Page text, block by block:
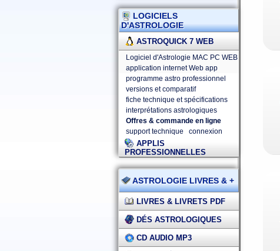
LOGICIELS
D'ASTROLOGIE
ASTROQUICK 7 WEB
Logiciel d'Astrologie MAC PC WEB
application internet Web app
programme astro professionnel
versions et comparatif
fiche technique et spécifications
interprétations astrologiques
Offres & commande en ligne
support technique
connexion
APPLIS
PROFESSIONNELLES
ASTROLOGIE LIVRES & +
LIVRES & LIVRETS PDF
DÉS ASTROLOGIQUES
CD AUDIO MP3